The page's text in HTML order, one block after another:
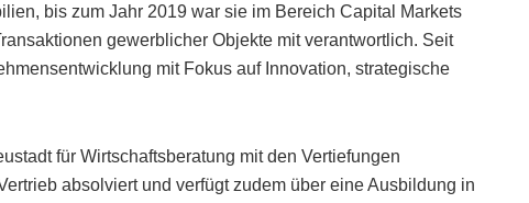
bis zum Jahr 2019 war sie im Bereich Capital Markets
gewerblicher Objekte mit verantwortlich. Seit
mit Fokus auf Innovation, strategische
für Wirtschaftsberatung mit den Vertiefungen
absolviert und verfügt zudem über eine Ausbildung in